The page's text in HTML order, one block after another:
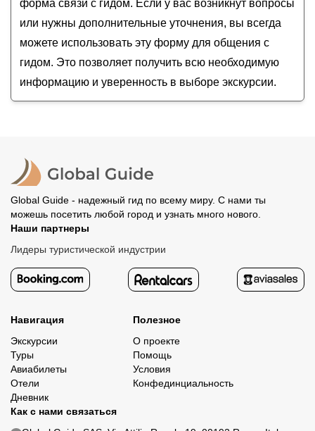
форма связи с гидом. Если у вас возникнут вопросы
или нужны дополнительные уточнения, вы всегда
можете использовать эту форму для общения с
гидом. Это позволяет получить всю необходимую
информацию и уверенность в выборе экскурсии.
Global Guide - надежный гид по всему миру. С нами ты
можешь посетить любой город и узнать много нового.
Наши партнеры
Лидеры туристической индустрии
Навигация
Экскурсии
Туры
Авиабилеты
Отели
Дневник
Полезное
О проекте
Помощь
Условия
Конфединциальность
Как с нами связаться